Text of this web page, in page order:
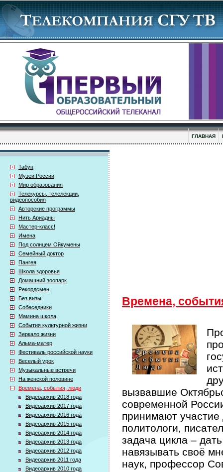
ГЛАВНАЯ
Табун
Музеи России
Мир образования
Телекурсы, телелекции,
видеопособия
Авторские программы
Нить Ариадны
Мастер-класс!
Имена
Под солнцем Ойкумены
Семейный доктор
Пангея
Школа здоровья
Домашний зоопарк
Рекордсмен
Без визы
Собеседники
Мамина школа
События культурной жизни
Зеркало жизни
Альма-матер
Фестиваль российской науки
Веселый урок
Музыкальные встречи
На женской половине
Времена, события, люди
Видеоархив 2018 года
Видеоархив 2017 года
Видеоархив 2016 года
Видеоархив 2015 года
Видеоархив 2014 года
Видеоархив 2013 года
Видеоархив 2012 года
Видеоархив 2011 года
Видеоархив 2010 года
Времена,
вызвавшие
современной
принимают участие
политологи,
задача цикла –
навязывать своё
наук, профессор